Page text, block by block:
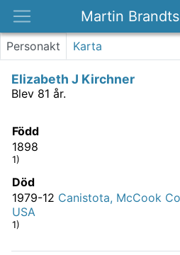
Martin
Platser
Om
Personakt Karta
Elizabeth J Kirchner
Blev 81 år.
Född
1898
1)
Död
1979-12 Canistota, McCook
USA
1)